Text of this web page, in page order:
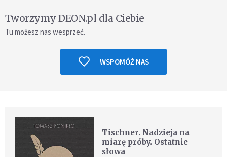
Tworzymy DEON.pl dla Ciebie
Tu możesz nas wesprzeć.
WSPOMÓŻ NAS
Tischner. Nadzieja na
miarę próby. Ostatnie
słowa